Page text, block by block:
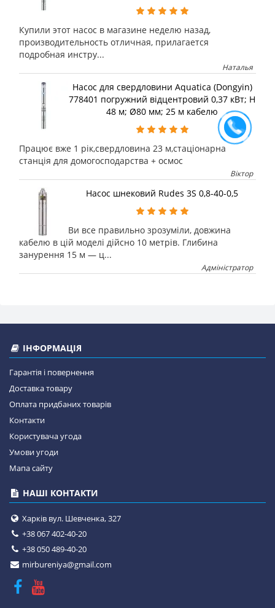
Купили этот насос в магазине неделю назад,
производительность отличная, прилагается
подробная инстру...
Наталья
Насос для свердловини Aquatica (Dongyin)
778401 погружний відцентровий 0,37 кВт; H
48 м; Ø80 мм; 25 м кабелю
Працює вже 1 рік,свердловина 23 м,стаціонарна
станція для домогосподарства + осмос
Віктор
Насос шнековий Rudes 3S 0,8-40-0,5
Ви все правильно зрозуміли, довжина
кабелю в цій моделі дійсно 10 метрів. Глибина
занурення 15 м — ц...
Адміністратор
ІНФОРМАЦІЯ
Гарантія і повернення
Доставка товару
Оплата придбаних товарів
Контакти
Користувача угода
Умови угоди
Мапа сайту
НАШІ КОНТАКТИ
Харків вул. Шевченка, 327
+38 067 402-40-20
+38 050 489-40-20
mirbureniya@gmail.com